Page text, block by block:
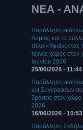
ΝΕΑ -
Παράλληλη
Λαμίας και το
τίτλο
τέχνες χειρός
Ιουνίου 2026
25/06/2026 - 11:44
Παράλληλη
και Συγγραφέων
δράσεις στον χώρο
2026
16/06/2026 - 10:53
Παράλληλη